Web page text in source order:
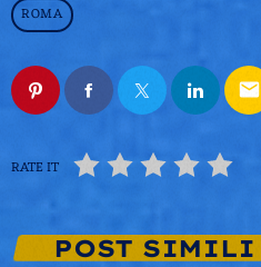
ROMA
email
RATE IT
POST SIMILI